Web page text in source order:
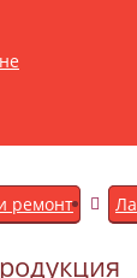
ремонт